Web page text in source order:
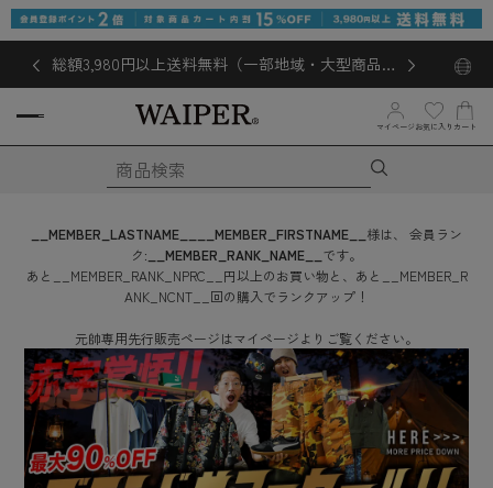
総額3,980円以上送料無料（一部地域・大型商品対
マイページ お気に入り カート
__MEMBER_LASTNAME__ __MEMBER_FIRSTNAME__ 様は、
会員ラン
ク: __MEMBER_RANK_NAME__ です。
あと
__MEMBER_RANK_NPRC__ 円以上のお買い物と、あと
__MEMBER_R
ANK_NCNT__ 回の購入でランクアップ！
元帥専用先行販売ページはマイページよりご覧ください。